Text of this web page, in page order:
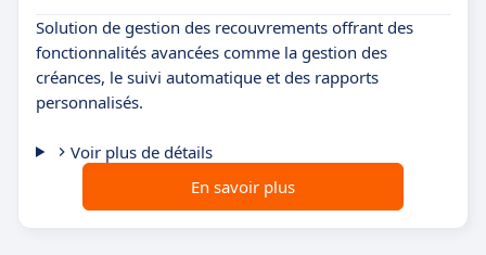
Solution de gestion des recouvrements offrant des
fonctionnalités avancées comme la gestion des
créances, le suivi automatique et des rapports
personnalisés.
Voir plus de détails
En savoir plus